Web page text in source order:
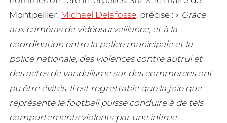
Montpellier, Michaël Delafosse, précise : « Grâce
aux caméras de vidéosurveillance, et à la
coordination entre la police municipale et la
police nationale, des violences contre autrui et
des actes de vandalisme sur des commerces ont
pu être évités. Il est regrettable que la joie que
représente le football puisse conduire à de tels
comportements violents par une infime